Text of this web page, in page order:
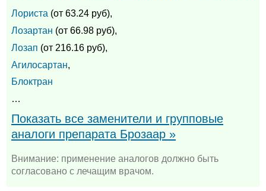
Лориста (от 63.24 руб),
Лозартан (от 66.98 руб),
Лозап (от 216.16 руб),
Агилосартан,
Блоктран
…
Показать все заменители и групповые
аналоги препарата Брозаар »
Внимание: применение аналогов должно быть
согласовано с лечащим врачом.